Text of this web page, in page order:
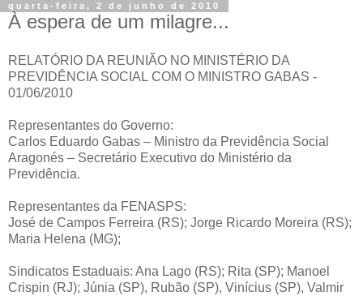
quarta-feira, 2 de junho de 2010
À espera de um milagre...
RELATÓRIO DA REUNIÃO NO MINISTÉRIO DA
PREVIDÊNCIA SOCIAL COM O MINISTRO GABAS -
01/06/2010
Representantes do Governo:
Carlos Eduardo Gabas – Ministro da Previdência Social
Aragonés – Secretário Executivo do Ministério da
Previdência.
Representantes da FENASPS:
José de Campos Ferreira (RS); Jorge Ricardo Moreira (RS);
Maria Helena (MG);
Sindicatos Estaduais: Ana Lago (RS); Rita (SP); Manoel
Crispin (RJ); Júnia (SP), Rubão (SP), Vinícius (SP), Valmir